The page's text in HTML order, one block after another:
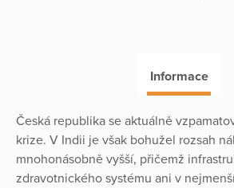
Informace
Česká republika se aktuálně
krize. V Indii je však bohužel rozsah
mnohonásobně vyšší, přičemž
zdravotnického systému ani v